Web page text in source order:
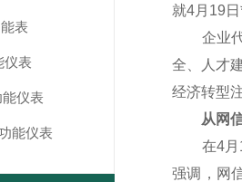
表
仪表
仪表
能仪表
就4月19
企业代
全、人才
经济转型
从网信
在4月19
强调，网